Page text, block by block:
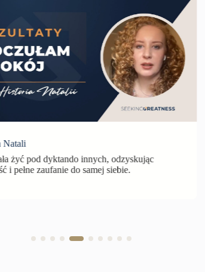
Natali
żyć pod dyktando innych, odzyskując
i pełne zaufanie do samej siebie.